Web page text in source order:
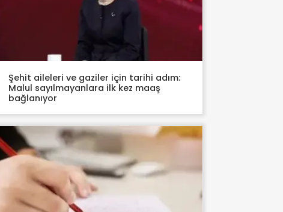
Şehit aileleri ve gaziler için tarihi adım:
Malul sayılmayanlara ilk kez maaş
bağlanıyor